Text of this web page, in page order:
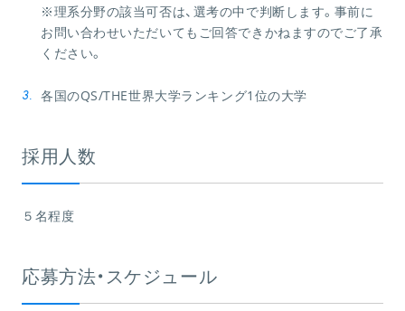
※理系分野の該当可否は、選考の中で判断します。 事前に
お問い合わせいただいてもご回答できかねますのでご了承
ください。
各国のQS/THE世界大学ランキング1位の大学
採用人数
５名程度
応募方法・スケジュール